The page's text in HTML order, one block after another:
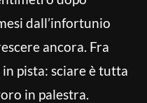
dall’infortunio
ancora. Fra
pista: sciare è tutta
in palestra.